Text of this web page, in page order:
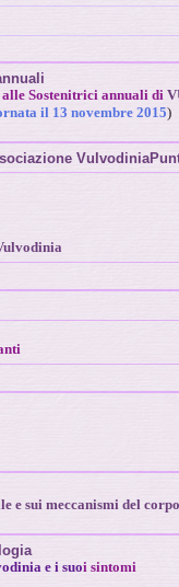
Sostenitrici annuali di
il 13 novembre 2015)
e sui meccanismi del corpo
e i suoi sintomi